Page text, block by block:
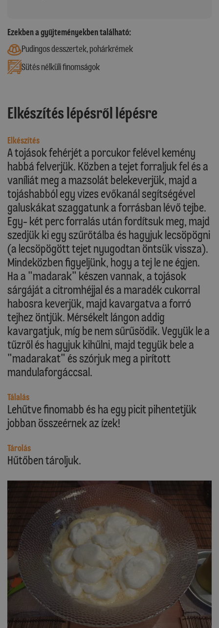
Ezekben a gyűjteményekben található:
Pudingos desszertek, pohárkrémek
Sütés nélküli finomságok
Elkészítés lépésről lépésre
Elkészítés
A tojások fehérjét a porcukor felével kemény
habbá felverjük. Közben a tejet forraljuk fel és a
vaníliát meg a mazsolát belekeverjük, majd a
tojáshabból egy vizes evőkanál segítségével
galuskákat szaggatunk a forrásban lévő tejbe.
Egy- két perc forralás után fordítsuk meg, majd
szedjük ki egy szűrőtálba és hagyjuk lecsöpögni
(a lecsöpögött tejet nyugodtan öntsük vissza).
Mindeközben figyeljünk, hogy a tej le ne égjen.
Ha a "madarak" készen vannak, a tojások
sárgáját a citromhéjjal és a maradék cukorral
habosra keverjük, majd kavargatva a forró
tejhez öntjük. Mérsékelt lángon addig
kavargatjuk, míg be nem sűrűsödik. Vegyük le a
tűzről és hagyjuk kihűlni, majd tegyük bele a
"madarakat" és szórjuk meg a pirított
mandulaforgáccsal.
Tálalás
Lehűtve finomabb és ha egy picit pihentetjük
jobban összeérnek az ízek!
Tárolás
Hűtőben tároljuk.